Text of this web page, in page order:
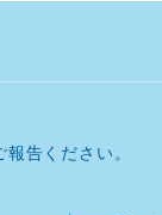
告ください。